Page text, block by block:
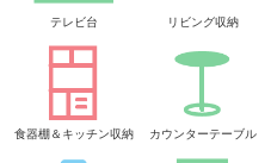
テレビ台 リビング収納
食器棚＆キッチン収納 カウンターテーブル